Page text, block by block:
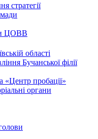
стратегії
ЦОВВ
області
Бучанської філії
«Центр пробації»
органи